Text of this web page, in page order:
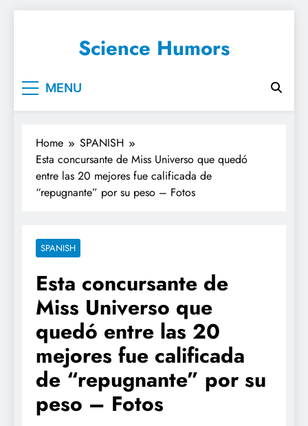
Science Humors
MENU
Home
SPANISH
Esta concursante de Miss Universo que quedó
entre las 20 mejores fue calificada de
“repugnante” por su peso – Fotos
SPANISH
Esta concursante de
Miss Universo que
quedó entre las 20
mejores fue calificada
de “repugnante” por su
peso – Fotos